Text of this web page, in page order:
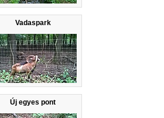
Vadaspark
Új egyes pont